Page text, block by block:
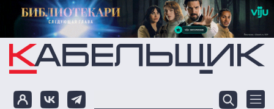
Перейти к основному содержанию